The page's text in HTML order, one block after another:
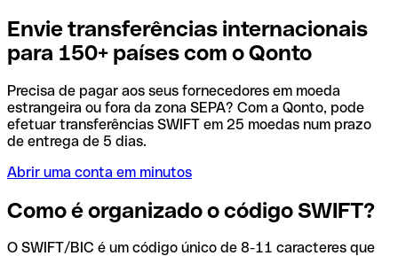
Envie transferências internacionais
para 150+ países com o Qonto
Precisa de pagar aos seus fornecedores em moeda
estrangeira ou fora da zona SEPA? Com a Qonto, pode
efetuar transferências SWIFT em 25 moedas num prazo
de entrega de 5 dias.
Abrir uma conta em minutos
Como é organizado o código SWIFT?
O SWIFT/BIC é um código único de 8-11 caracteres que